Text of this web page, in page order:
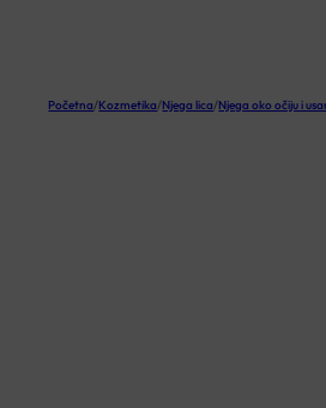
Početna/Kozmetika/Njega lica/Njega oko očiju i